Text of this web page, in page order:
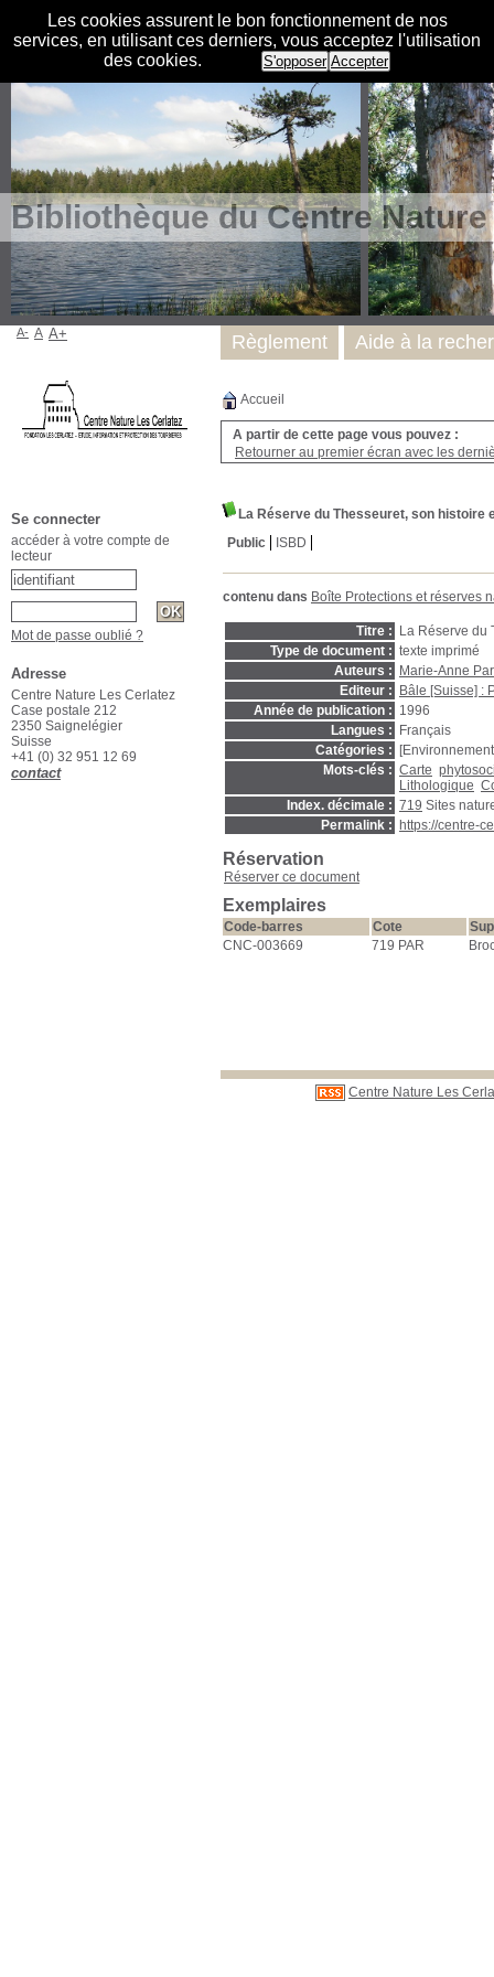
Les cookies assurent le bon fonctionnement de nos
services, en utilisant ces derniers, vous acceptez l'utilisation
des cookies.
S'opposer Accepter
Bibliothèque du Centre
Accueil
A partir de cette page vous pouvez :
Retourner au premier écran avec les
La Réserve du Thesseuret, son histoire
Public
ISBD
contenu dans Boîte Protections et réserves
Titre :
La Réserve du
Type de document : texte imprimé
Auteurs :
Marie-Anne
Editeur :
Bâle [Suisse] :
Année de publication : 1996
Langues :
Français
Catégories :
Mots-clés : Carte
Lithologique
Index. décimale : 719 Sites
Permalink :
https://centre-
Réservation
Réserver ce document
Exemplaires
Code-barres Cote
CNC-003669
719 PAR
Centre Nature Les
Règlement Aide à la
A- A A+
Se connecter
accéder à votre compte de
lecteur
Mot de passe oublié ?
Adresse
Centre Nature Les Cerlatez
Case postale 212
2350 Saignelégier
Suisse
+41 (0) 32 951 12 69
contact